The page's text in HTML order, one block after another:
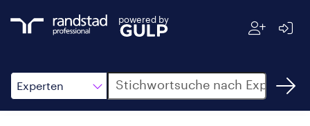
powered by
Experten
Suche